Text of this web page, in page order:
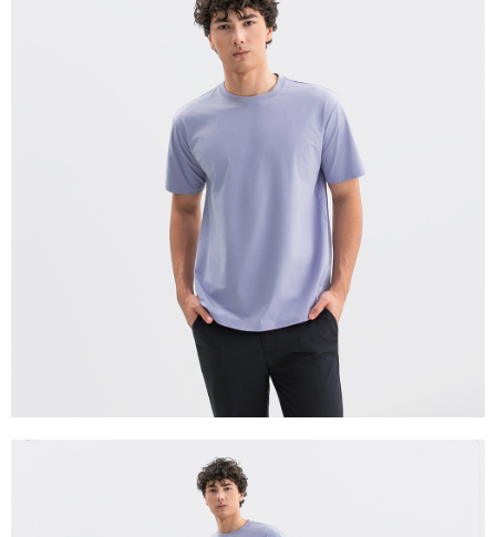
每筆NT$130，滿NT$1,000(含以上)免運費